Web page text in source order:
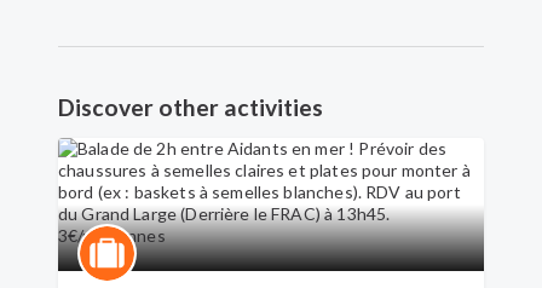
Discover other activities